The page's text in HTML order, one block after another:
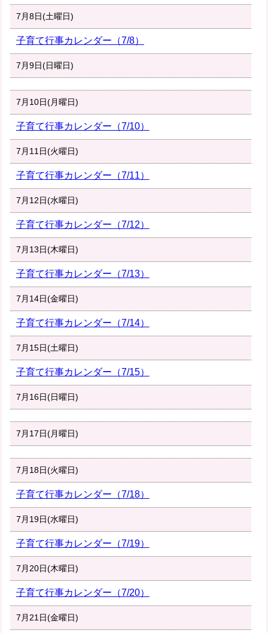
7月8日(土曜日)
子育て行事カレンダー（7/8）
7月9日(日曜日)
7月10日(月曜日)
子育て行事カレンダー（7/10）
7月11日(火曜日)
子育て行事カレンダー（7/11）
7月12日(水曜日)
子育て行事カレンダー（7/12）
7月13日(木曜日)
子育て行事カレンダー（7/13）
7月14日(金曜日)
子育て行事カレンダー（7/14）
7月15日(土曜日)
子育て行事カレンダー（7/15）
7月16日(日曜日)
7月17日(月曜日)
7月18日(火曜日)
子育て行事カレンダー（7/18）
7月19日(水曜日)
子育て行事カレンダー（7/19）
7月20日(木曜日)
子育て行事カレンダー（7/20）
7月21日(金曜日)